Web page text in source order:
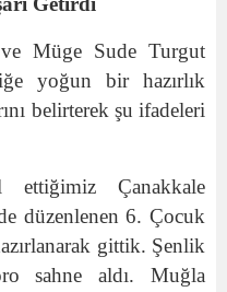
Müge Sude Turgut
yoğun bir hazırlık
belirterek şu ifadeleri
ettiğimiz Çanakkale
düzenlenen 6. Çocuk
gittik. Şenlik
sahne aldı. Muğla